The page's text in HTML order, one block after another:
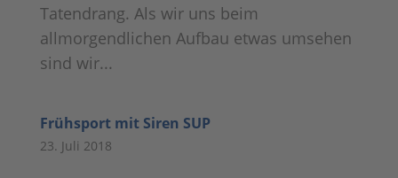
Tatendrang. Als wir uns beim
allmorgendlichen Aufbau etwas umsehen
sind wir...
Frühsport mit Siren SUP
23. Juli 2018